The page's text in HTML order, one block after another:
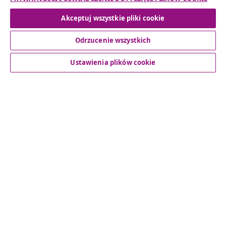
Odstąpienie od umowy
Obsługa Klienta
Akceptuj wszystkie pliki cookie
Odrzucenie wszystkich
Ustawienia plików cookie